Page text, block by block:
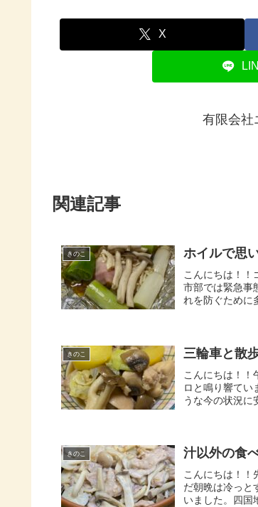
X
有限会社
関連記事
きのこ ホイルで思
こんにちは！！
市部では緊急事
れを防ぐために
きのこ 三輪車と散
こんにちは！！
ロと鳴り響てい
うな今の状況に
きのこ 汁以外の食
こんにちは！！
だ朝晩は冷っと
いました。四国